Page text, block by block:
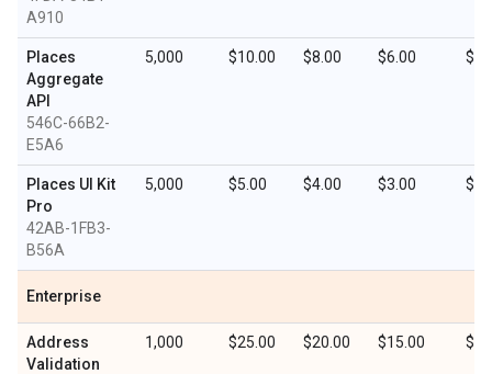
A910
Places
Aggregate
API
546C-66B2-
E5A6
5,000 $10.00 $8.00 $6.00
Places UI Kit
Pro
42AB-1FB3-
B56A
5,000 $5.00 $4.00 $3.00
Enterprise
Address
Validation
1,000 $25.00 $20.00 $15.00